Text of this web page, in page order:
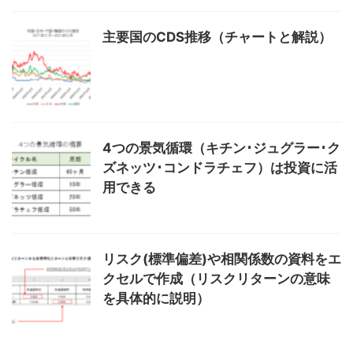
主要国のCDS推移（チャートと解説）
4つの景気循環（キチン･ジュグラー･ク
ズネッツ･コンドラチェフ）は投資に活
用できる
リスク(標準偏差)や相関係数の資料をエ
クセルで作成（リスクリターンの意味
を具体的に説明）